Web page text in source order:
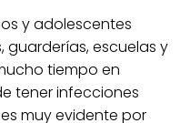
y adolescentes
guarderías, escuelas y
tiempo en
tener infecciones
muy evidente por